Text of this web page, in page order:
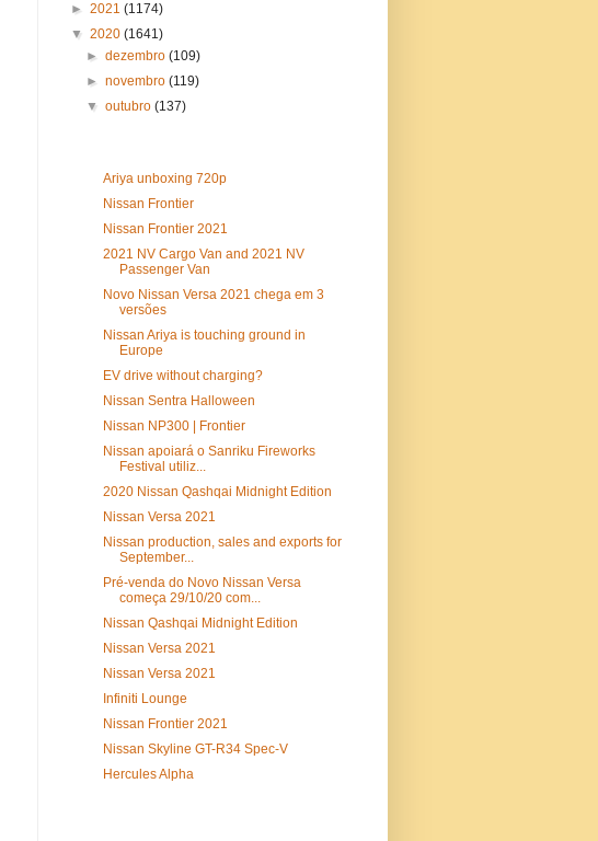
► 2021 (1174)
▼ 2020 (1641)
►dezembro(109)
►novembro(119)
▼outubro(137)
Ariya unboxing 720p
Nissan Frontier
Nissan Frontier 2021
2021 NV Cargo Van and 2021 NV
Passenger Van
Novo Nissan Versa 2021 chega em 3
versões
Nissan Ariya is touching ground in
Europe
EV drive without charging?
Nissan Sentra Halloween
Nissan NP300 | Frontier
Nissan apoiará o Sanriku Fireworks
Festival utiliz...
2020 Nissan Qashqai Midnight Edition
Nissan Versa 2021
Nissan production, sales and exports for
September...
Pré-venda do Novo Nissan Versa
começa 29/10/20 com...
Nissan Qashqai Midnight Edition
Nissan Versa 2021
Nissan Versa 2021
Infiniti Lounge
Nissan Frontier 2021
Nissan Skyline GT-R34 Spec-V
Hercules Alpha